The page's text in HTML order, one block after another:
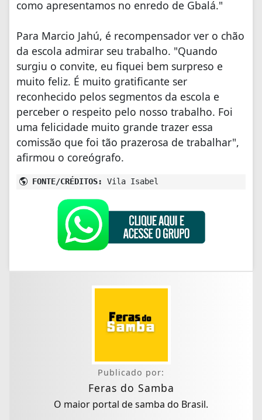
como apresentamos no enredo de Gbalá."
Para Marcio Jahú, é recompensador ver o chão
da escola admirar seu trabalho. "Quando
surgiu o convite, eu fiquei bem surpreso e
muito feliz. É muito gratificante ser
reconhecido pelos segmentos da escola e
perceber o respeito pelo nosso trabalho. Foi
uma felicidade muito grande trazer essa
comissão que foi tão prazerosa de trabalhar",
afirmou o coreógrafo.
FONTE/CRÉDITOS: Vila Isabel
Publicado por:
Feras do Samba
O maior portal de samba do Brasil.